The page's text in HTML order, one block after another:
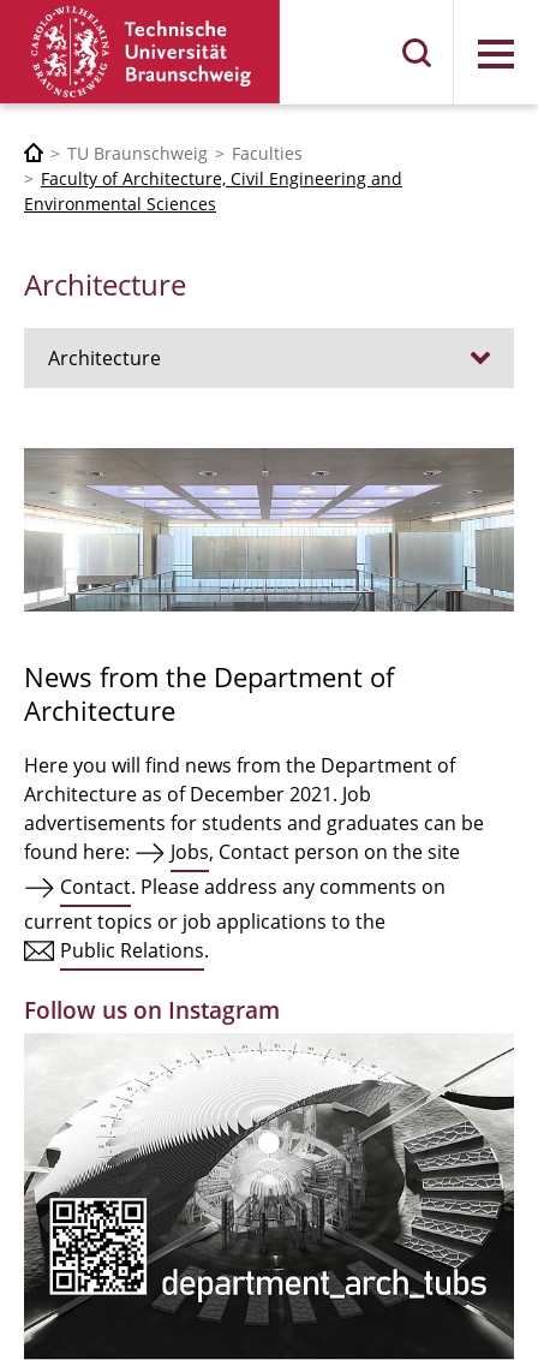
Menu
TU Braunschweig
Faculties
Faculty of Architecture, Civil Engineering and
Environmental Sciences
Architecture
Architecture
Admission procedure 2024
Bachelor Architecture
Bachelor Architecture+
Qualification profile
Semester Programme
Internationales
Facilities
Alumni | cloud club
Documents and Downloads
News from the Department of
Architecture
Here you will find news from the Department of
Architecture as of December 2021. Job
advertisements for students and graduates can be
found here:
Jobs, Contact person on the site
Contact. Please address any comments on
current topics or job applications to the
Public Relations.
Follow us on Instagram